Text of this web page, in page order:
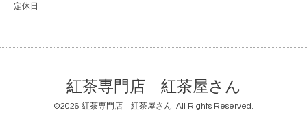
定休日
紅茶専門店 紅茶屋さん
©2026 紅茶専門店 紅茶屋さん. All Rights Reserved.